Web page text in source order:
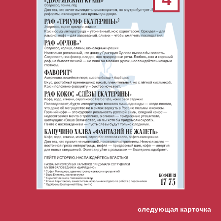
следующая карточка